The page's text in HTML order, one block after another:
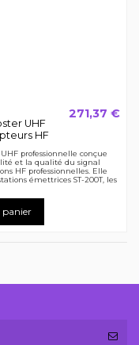
UHF
HF
271,37 €
professionnelle conçue
et la qualité du signal
HF professionnelles. Elle
émettrices ST-200T, les
panier